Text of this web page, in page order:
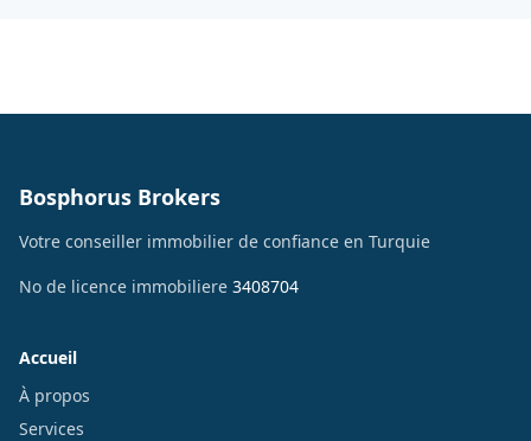
Bosphorus Brokers
Votre conseiller immobilier de confiance en Turquie
No de licence immobiliere 3408704
Accueil
À propos
Services